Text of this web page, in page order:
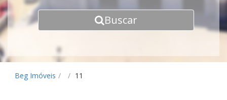
Buscar
Beg Imóveis / / 11